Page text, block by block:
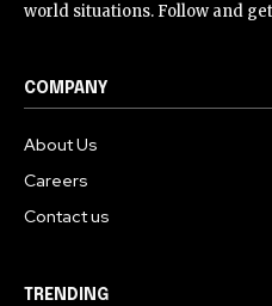
world situations. Follow and
COMPANY
About Us
Careers
Contact us
TRENDING